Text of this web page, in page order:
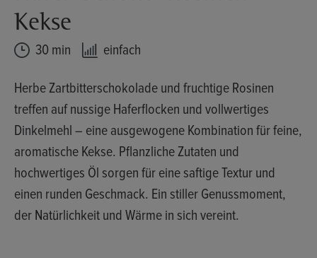
Kekse
30 min einfach
Herbe Zartbitterschokolade und fruchtige Rosinen
treffen auf nussige Haferflocken und vollwertiges
Dinkelmehl – eine ausgewogene Kombination für feine,
aromatische Kekse. Pflanzliche Zutaten und
hochwertiges Öl sorgen für eine saftige Textur und
einen runden Geschmack. Ein stiller Genussmoment,
der Natürlichkeit und Wärme in sich vereint.